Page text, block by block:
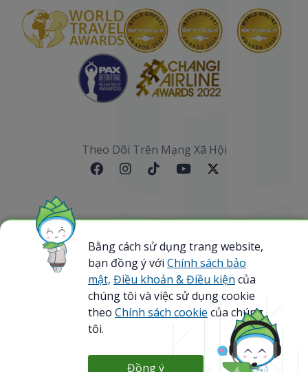
Theo Dõi Trên Mạng Xã Hội
Sơ đồ website
@ 2023 Bamboo Airways Copyright. All Rights
Reserved.
Business Registration Code: 0107867370
Bằng cách sử dụng trang website,
bạn đồng ý với Chính sách bảo
mật, Điều khoản & Điều kiện của
chúng tôi và việc sử dụng cookie
theo Chính sách cookie của chúng
tôi.
Đồng ý